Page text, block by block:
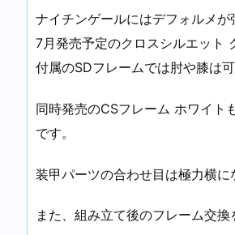
ナイチンゲールにはデフォルメが
7月発売予定のクロスシルエット
付属のSDフレームでは肘や膝は
同時発売のCSフレーム ホワイト
です。
装甲パーツの合わせ目は極力横
また、組み立て後のフレーム交